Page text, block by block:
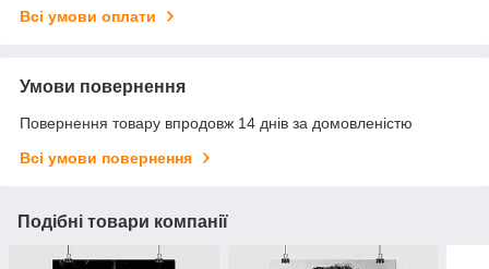
Всі умови оплати
Умови повернення
Повернення товару впродовж 14 днів за домовленістю
Всі умови повернення
Подібні товари компанії